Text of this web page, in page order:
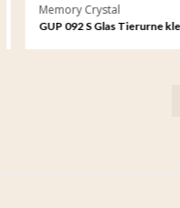
Memory Crystal
GUP 092 S Glas Tierurne klein